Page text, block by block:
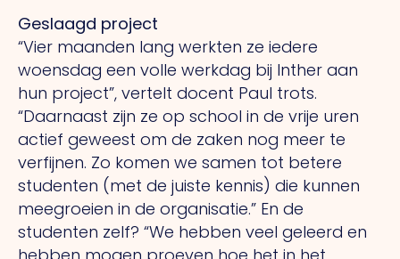
Geslaagd project
“Vier maanden lang werkten ze iedere
woensdag een volle werkdag bij Inther aan
hun project”, vertelt docent Paul trots.
“Daarnaast zijn ze op school in de vrije uren
actief geweest om de zaken nog meer te
verfijnen. Zo komen we samen tot betere
studenten (met de juiste kennis) die kunnen
meegroeien in de organisatie.” En de
studenten zelf? “We hebben veel geleerd en